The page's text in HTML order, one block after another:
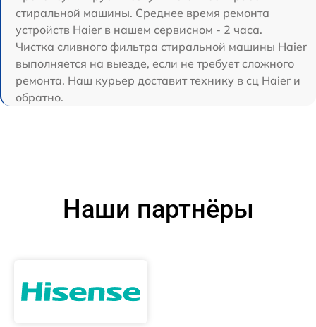
стиральной машины. Среднее время ремонта
устройств Haier в нашем сервисном - 2 часа.
Чистка сливного фильтра стиральной машины Haier
выполняется на выезде, если не требует сложного
ремонта. Наш курьер доставит технику в сц Haier и
обратно.
Наши партнёры